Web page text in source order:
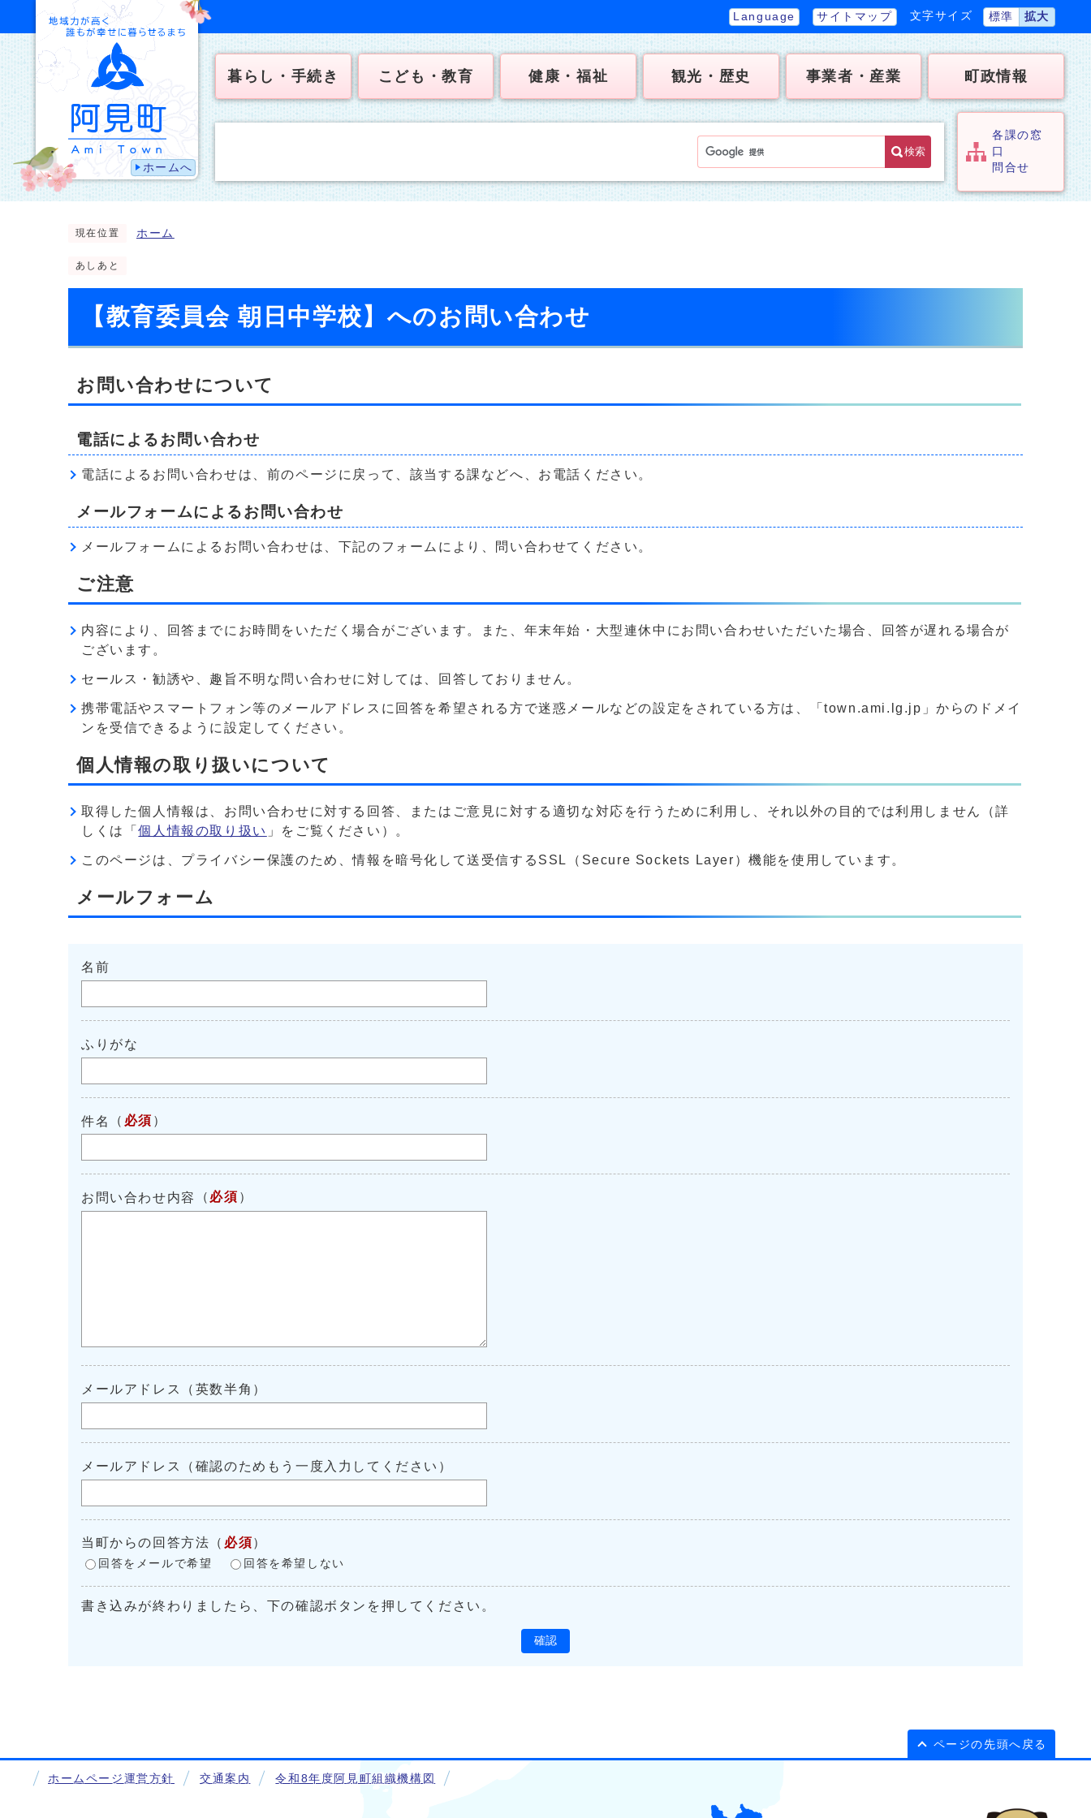
ホームへ
Language サイトマップ 文字サイズ 標準 拡大
暮らし・手続き こども・教育 健康・福祉 観光・歴史 事業者・産業 町政情報
検索
各課の窓
口
問合せ
現在位置 ホーム
あしあと
【教育委員会 朝日中学校】へのお問い合わせ
お問い合わせについて
電話によるお問い合わせ
電話によるお問い合わせは、前のページに戻って、該当する課などへ、お電話ください。
メールフォームによるお問い合わせ
メールフォームによるお問い合わせは、下記のフォームにより、問い合わせてください。
ご注意
内容により、回答までにお時間をいただく場合がございます。また、年末年始・大型連休中にお問い合わせいただいた場合、回答が遅れる場合が
ございます。
セールス・勧誘や、趣旨不明な問い合わせに対しては、回答しておりません。
携帯電話やスマートフォン等のメールアドレスに回答を希望される方で迷惑メールなどの設定をされている方は、「town.ami.lg.jp」からのドメイ
ンを受信できるように設定してください。
個人情報の取り扱いについて
取得した個人情報は、お問い合わせに対する回答、またはご意見に対する適切な対応を行うために利用し、それ以外の目的では利用しません（詳
しくは「個人情報の取り扱い 」をご覧ください）。
このページは、プライバシー保護のため、情報を暗号化して送受信するSSL（Secure Sockets Layer）機能を使用しています。
メールフォーム
名前
ふりがな
件名 （ 必須 ）
お問い合わせ内容 （ 必須 ）
メールアドレス（英数半角）
メールアドレス（確認のためもう一度入力してください）
当町からの回答方法 （ 必須）
回答をメールで希望 回答を希望しない
書き込みが終わりましたら、下の確認ボタンを押してください。
確認
ページの先頭へ戻る
ホームページ運営方針 交通案内 令和8年度阿見町組織機構図